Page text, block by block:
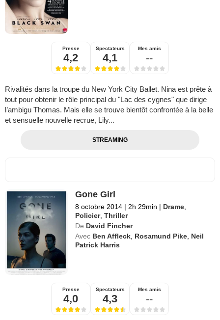
Presse
4,2
Spectateurs
4,1
Mes amis
--
Rivalités dans la troupe du New York City Ballet. Nina est prête à
tout pour obtenir le rôle principal du "Lac des cygnes" que dirige
l’ambigu Thomas. Mais elle se trouve bientôt confrontée à la belle
et sensuelle nouvelle recrue, Lily...
STREAMING
Gone Girl
8 octobre 2014 | 2h 29min | Drame,
Policier,Thriller
De David Fincher
Avec Ben Affleck, Rosamund Pike, Neil
Patrick Harris
Presse
4,0
Spectateurs
4,3
Mes amis
--